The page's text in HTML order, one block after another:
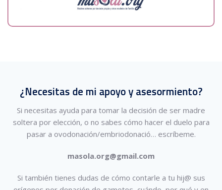
¿Necesitas de mi apoyo y asesormiento?
Si necesitas ayuda para tomar la decisión de ser madre
soltera por elección, o no sabes cómo hacer el duelo para
pasar a ovodonación/embriodonació… escríbeme.
masola.org@gmail.com
Si también tienes dudas de cómo contarle a tu hij@ sus